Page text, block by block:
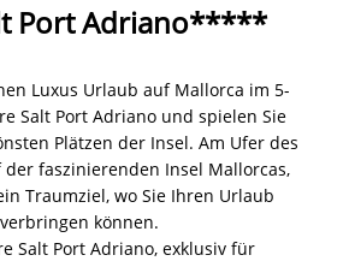
Port Adriano*****
Luxus Urlaub auf Mallorca im 5-
Salt Port Adriano und spielen Sie
Plätzen der Insel. Am Ufer des
faszinierenden Insel Mallorcas,
Traumziel, wo Sie Ihren Urlaub
verbringen können.
Salt Port Adriano, exklusiv für